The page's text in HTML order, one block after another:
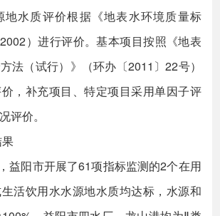
水质评价根据《地表水环境质量标
）进行评价。基本项目按照《地表
法（试行）》（环办〔2011〕22号）
，补充项目、特定项目采用单因子评
评价。
阳市开展了61项指标监测的2个在用
活饮用水水源地水质均达标，水源和